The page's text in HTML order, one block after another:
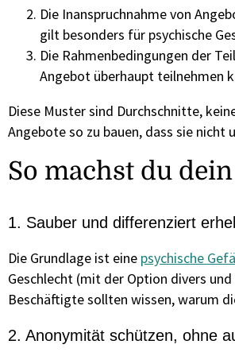
Die Inanspruchnahme von
gilt besonders für psychische
Die Rahmenbedingungen der
Angebot überhaupt teilnehmen
Diese Muster sind Durchschnitte,
Angebote so zu bauen, dass sie nicht
So machst du
1. Sauber und differenziert
Die Grundlage ist eine psychische
Geschlecht (mit der Option divers
Beschäftigte sollten wissen, warum
2. Anonymität schützen, ohne